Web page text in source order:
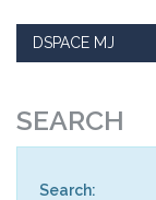
DSPACE MJ
SEARCH
Search: